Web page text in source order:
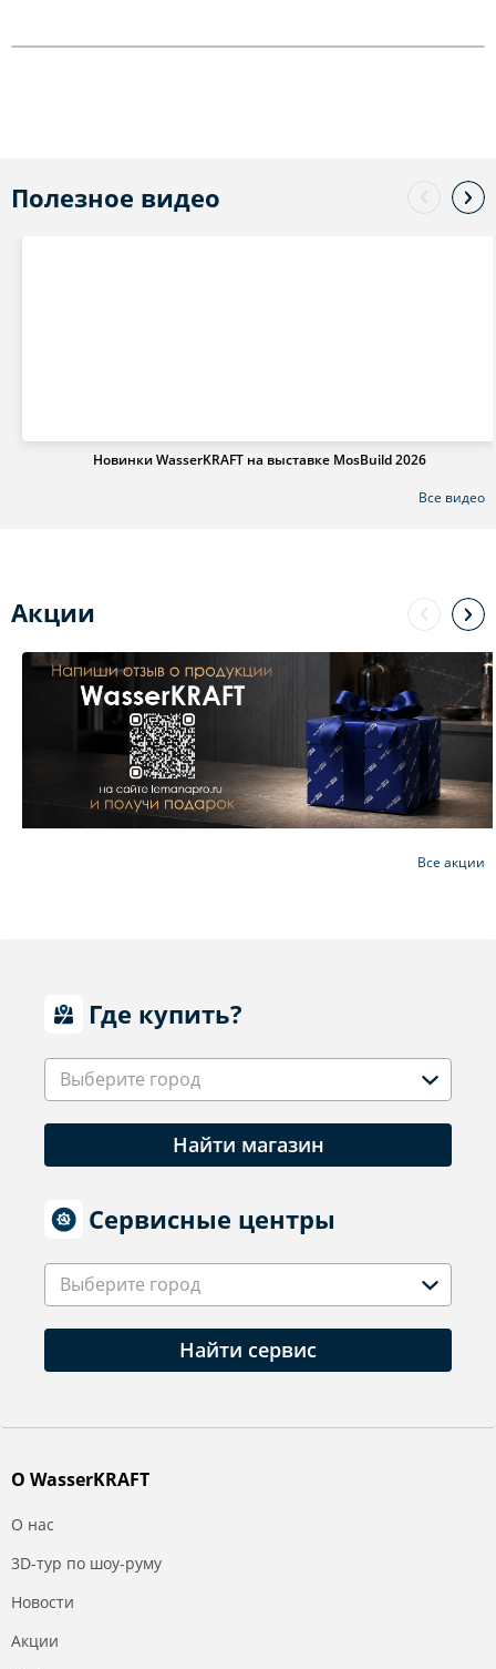
Полезное видео
Новинки WasserKRAFT на выставке MosBuild 2026
Все видео
Акции
Все акции
Где купить?
Выберите город
Найти магазин
Сервисные центры
Выберите город
Найти сервис
О WasserKRAFT
О нас
3D-тур по шоу-руму
Новости
Акции